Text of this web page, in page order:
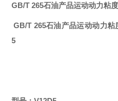
GB/T 265石油产品运动动力粘
GB/T 265石油产品运动动力粘
5